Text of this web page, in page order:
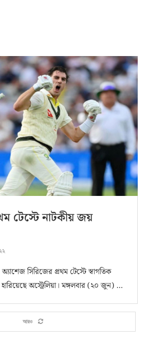
টেস্টে নাটকীয় জয়
সিরিজের প্রথম টেস্টে স্বাগতিক
অস্ট্রেলিয়া। মঙ্গলবার (২০ জুন) …
আরও